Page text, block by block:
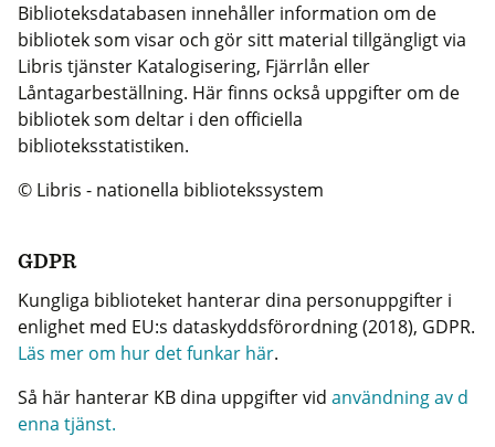
Biblioteksdatabasen innehåller information om de
bibliotek som visar och gör sitt material tillgängligt via
Libris tjänster Katalogisering, Fjärrlån eller
Låntagarbeställning. Här finns också uppgifter om de
bibliotek som deltar i den officiella
biblioteksstatistiken.
© Libris - nationella bibliotekssystem
GDPR
Kungliga biblioteket hanterar dina personuppgifter i
enlighet med EU:s dataskyddsförordning (2018), GDPR.
Läs mer om hur det funkar här.
Så här hanterar KB dina uppgifter vid användning av d
enna tjänst.